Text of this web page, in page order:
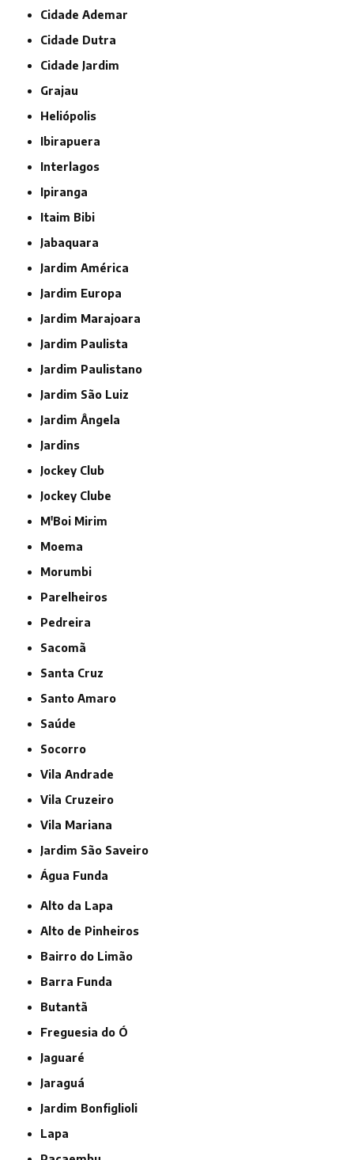
Cidade Ademar
Cidade Dutra
Cidade Jardim
Grajau
Heliópolis
Ibirapuera
Interlagos
Ipiranga
Itaim Bibi
Jabaquara
Jardim América
Jardim Europa
Jardim Marajoara
Jardim Paulista
Jardim Paulistano
Jardim São Luiz
Jardim Ângela
Jardins
Jockey Club
Jockey Clube
M'Boi Mirim
Moema
Morumbi
Parelheiros
Pedreira
Sacomã
Santa Cruz
Santo Amaro
Saúde
Socorro
Vila Andrade
Vila Cruzeiro
Vila Mariana
jardim São Saveiro
Água Funda
Alto da Lapa
Alto de Pinheiros
Bairro do Limão
Barra Funda
Butantã
Freguesia do Ó
Jaguaré
Jaraguá
Jardim Bonfiglioli
Lapa